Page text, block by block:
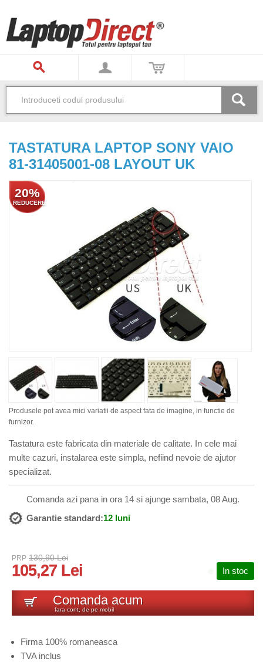
TASTATURA LAPTOP SONY VAIO
81-31405001-08 LAYOUT UK
20%
REDUCERE
Produsele pot avea mici variatii de aspect fata de imagine, in functie de
furnizor.
Tastatura este fabricata din materiale de calitate. In cele mai
multe cazuri, instalarea este simpla, nefiind nevoie de ajutor
specializat.
Comanda azi pana in ora 14 si ajunge sambata, 08 Aug.
Garantie standard:12 luni
PRP 130,90 Lei
105,27 Lei In stoc
Comanda acum
fara cont, de pe mobil
Firma 100% romaneasca
TVA inclus